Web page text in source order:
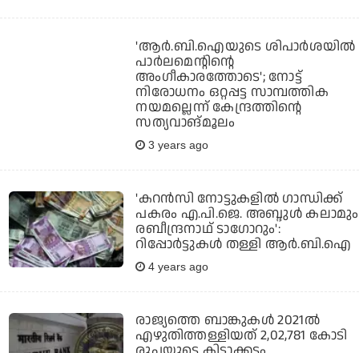
'ആര്‍.ബി.ഐയുടെ ശിപാര്‍ശയില്‍
പാര്‍ലമെന്റിന്റെ
അംഗീകാരത്തോടെ'; നോട്ട്
നിരോധനം ഒറ്റപ്പട്ട സാമ്പത്തിക
നയമല്ലെന്ന് കേന്ദ്രത്തിന്റെ
സത്യവാങ്മൂലം
3 years ago
'കറന്‍സി നോട്ടുകളില്‍ ഗാന്ധിക്ക്
പകരം എ.പി.ജെ. അബ്ദുള്‍ കലാമും
രബീന്ദ്രനാഥ് ടാഗോറും':
റിപ്പോര്‍ട്ടുകള്‍ തള്ളി ആര്‍.ബി.ഐ
4 years ago
രാജ്യത്തെ ബാങ്കുകള്‍ 2021ല്‍
എഴുതിത്തള്ളിയത് 2,02,781 കോടി